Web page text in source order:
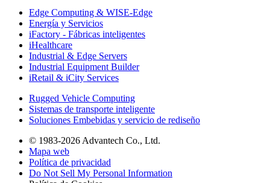
Edge Computing & WISE-Edge
Energía y Servicios
iFactory - Fábricas inteligentes
iHealthcare
Industrial & Edge Servers
Industrial Equipment Builder
iRetail & iCity Services
Rugged Vehicle Computing
Sistemas de transporte inteligente
Soluciones Embebidas y servicio de rediseño
© 1983-2026 Advantech Co., Ltd.
Mapa web
Política de privacidad
Do Not Sell My Personal Information